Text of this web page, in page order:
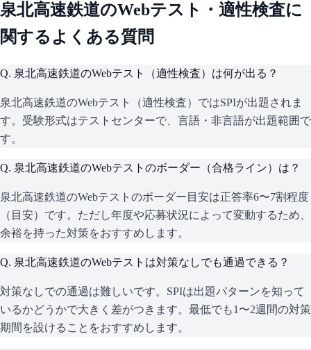
泉北高速鉄道のWebテスト・適性検査に
関するよくある質問
Q. 泉北高速鉄道のWebテスト（適性検査）は何が出る？
泉北高速鉄道のWebテスト（適性検査）ではSPIが出題されま
す。受験形式はテストセンターで、言語・非言語が出題範囲で
す。
Q. 泉北高速鉄道のWebテストのボーダー（合格ライン）は？
泉北高速鉄道のWebテストのボーダー目安は正答率6〜7割程度
（目安）です。ただし年度や応募状況によって変動するため、
余裕を持った対策をおすすめします。
Q. 泉北高速鉄道のWebテストは対策なしでも通過できる？
対策なしでの通過は難しいです。SPIは出題パターンを知って
いるかどうかで大きく差がつきます。最低でも1〜2週間の対策
期間を設けることをおすすめします。